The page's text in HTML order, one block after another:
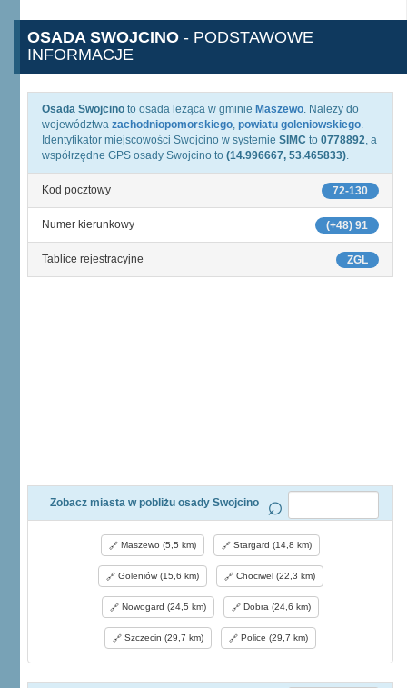
OSADA SWOJCINO - PODSTAWOWE
INFORMACJE
Osada Swojcino to osada leżąca w gminie Maszewo. Należy do
województwa zachodniopomorskiego, powiatu goleniowskiego.
Identyfikator miejscowości Swojcino w systemie SIMC to 0778892, a
współrzędne GPS osady Swojcino to (14.996667, 53.465833).
72-130
Kod pocztowy
(+48) 91
Numer kierunkowy
ZGL
Tablice rejestracyjne
Zobacz miasta w pobliżu osady Swojcino
Maszewo (5,5 km) Stargard (14,8 km)
Goleniów (15,6 km) Chociwel (22,3 km)
Nowogard (24,5 km) Dobra (24,6 km)
Szczecin (29,7 km) Police (29,7 km)